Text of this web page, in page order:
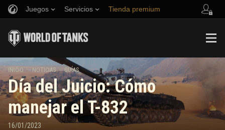
Juegos Servicios Tienda premium
Música
Política de juego limpio
Game Center de Wargaming.net
Guía de las entregas de suministros de Twitch
Reclutar a un amigo
Discord
Centro de mods
Media
INICIO NOTICIAS GUÍAS
Día del Juicio: Cómo
manejar el T-832
16/01/2023